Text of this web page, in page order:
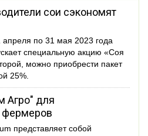
сои сэкономят
апреля по 31 мая 2023 года
специальную акцию «Соя
можно приобрести пакет
25%.
Агро" для
фермеров
представляет собой